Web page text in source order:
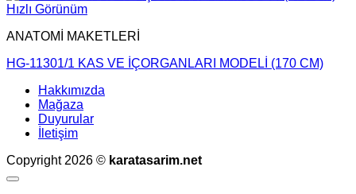
Hızlı Görünüm
ANATOMİ MAKETLERİ
HG-11301/1 KAS VE İÇORGANLARI MODELİ (170 CM)
Hakkımızda
Mağaza
Duyurular
İletişim
Copyright 2026 © karatasarim.net